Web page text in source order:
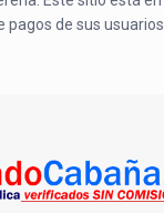
de sus